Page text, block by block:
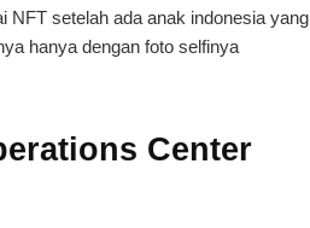
NFT setelah ada anak indonesia yang
hanya dengan foto selfinya
Center